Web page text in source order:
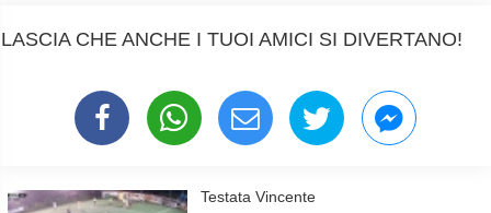
LASCIA CHE ANCHE I TUOI AMICI SI DIVERTANO!
Testata Vincente